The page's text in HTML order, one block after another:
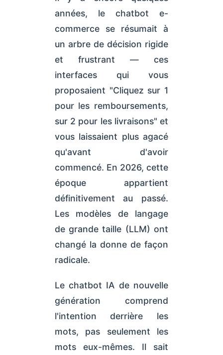
années, le chatbot e-
commerce se résumait à
un arbre de décision rigide
et frustrant — ces
interfaces qui vous
proposaient "Cliquez sur 1
pour les remboursements,
sur 2 pour les livraisons" et
vous laissaient plus agacé
qu'avant d'avoir
commencé. En 2026, cette
époque appartient
définitivement au passé.
Les modèles de langage
de grande taille (LLM) ont
changé la donne de façon
radicale.
Le chatbot IA de nouvelle
génération comprend
l'intention derrière les
mots, pas seulement les
mots eux-mêmes. Il sait